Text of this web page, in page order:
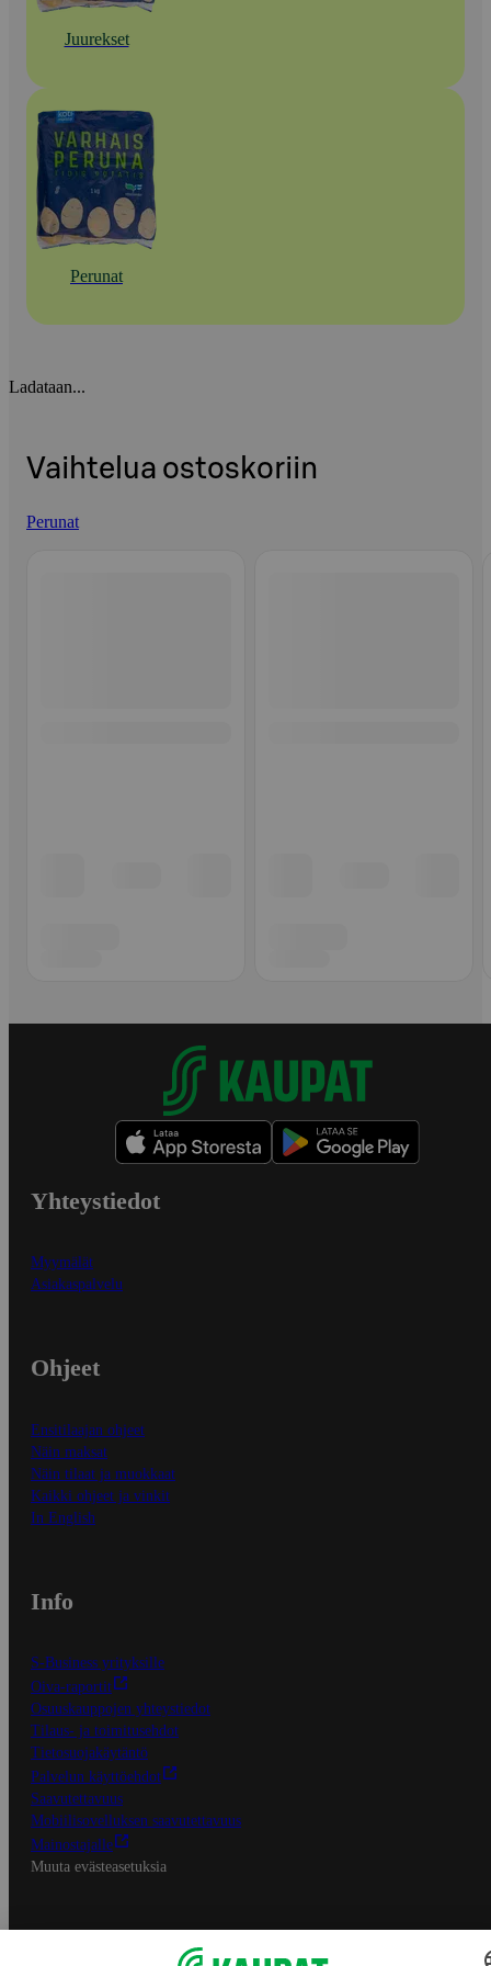
Juurekset
Perunat
Ladataan...
Vaihtelua ostoskoriin
Perunat
Yhteystiedot
Myymälät
Asiakaspalvelu
Ohjeet
Ensitilaajan ohjeet
Näin maksat
Näin tilaat ja muokkaat
Kaikki ohjeet ja vinkit
In English
Info
S-Business yrityksille
Oiva-raportit
Osuuskauppojen yhteystiedot
Tilaus- ja toimitusehdot
Tietosuojakäytäntö
Palvelun käyttöehdot
Saavutettavuus
Mobiilisovelluksen saavutettavuus
Mainostajalle
Muuta evästeasetuksia
S-ryhmän palvelut